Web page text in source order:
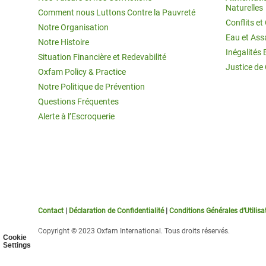
Cookie
Settings
Comment nous Luttons Contre la Pauvreté
Notre Organisation
Notre Histoire
Situation Financière et Redevabilité
Oxfam Policy & Practice
Notre Politique de Prévention
Questions Fréquentes
Alerte à l’Escroquerie
Naturelles
Conflits et
Eau et
Inégalités
Justice de
Contact Déclaration de Confidentialité| Conditions Générales
Copyright © 2023 Oxfam International. Tous droits réservés.